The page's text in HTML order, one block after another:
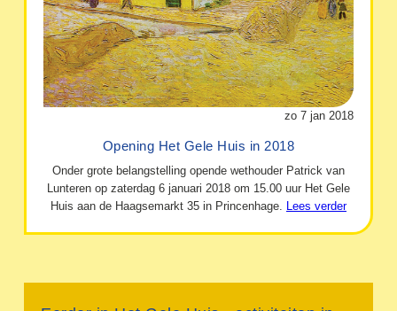
zo 7 jan 2018
Opening Het Gele Huis in 2018
Onder grote belangstelling opende wethouder Patrick van
Lunteren op zaterdag 6 januari 2018 om 15.00 uur Het Gele
Huis aan de Haagsemarkt 35 in Princenhage. Lees verder